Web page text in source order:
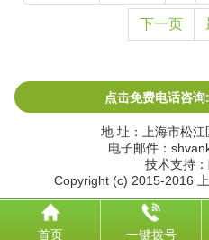
下一页
点击免费电话咨
地 址：上海市松
电子邮件：
技术支持
Copyright (c) 2015-2016
首页 一键拨号